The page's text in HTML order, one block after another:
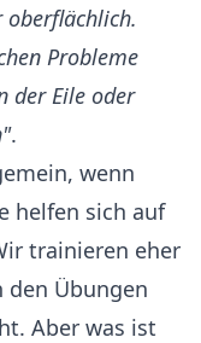
oberflächlich.
Probleme
der Eile oder
.
wenn
helfen sich auf
trainieren eher
den Übungen
Aber was ist